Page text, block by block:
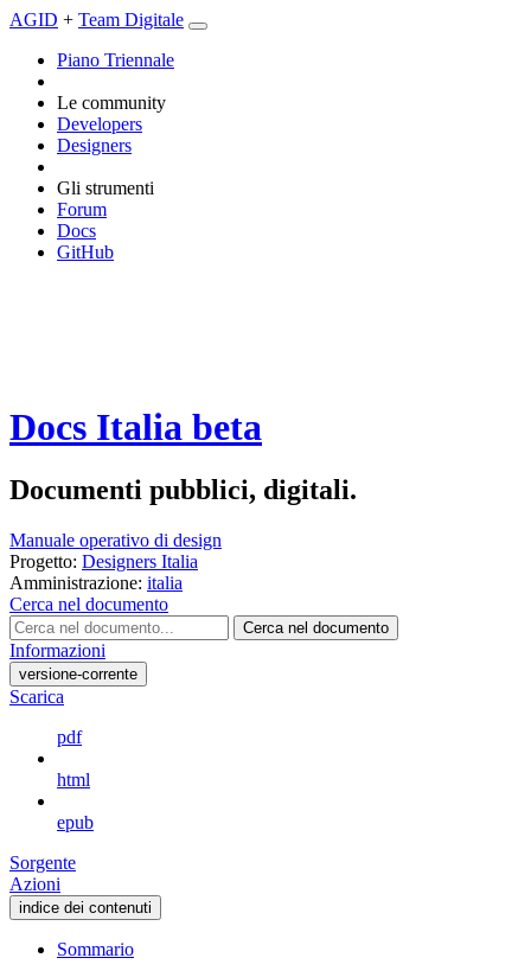
AGID + Team Digitale
Piano Triennale
Le community
Developers
Designers
Gli strumenti
Forum
Docs
GitHub
Docs Italia beta
Documenti pubblici, digitali.
Manuale operativo di design
Progetto: Designers Italia
Amministrazione: italia
Cerca nel documento
Cerca nel documento
Informazioni
versione-corrente
Scarica
pdf
html
epub
Sorgente
Azioni
indice dei contenuti
Sommario